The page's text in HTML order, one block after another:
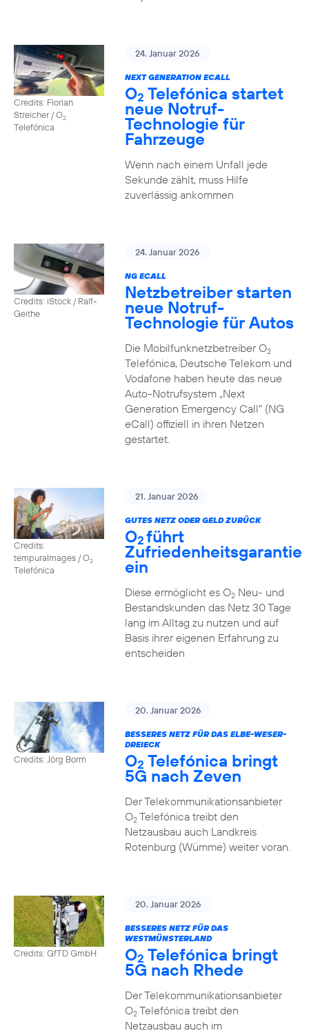
Credits: Florian
Streicher / O2
Telefónica
24. Januar 2026
NEXT GENERATION ECALL
O2 Telefónica startet
neue Notruf-
Technologie für
Fahrzeuge
Wenn nach einem Unfall jede
Sekunde zählt, muss Hilfe
zuverlässig ankommen
Credits: iStock / Ralf-
Geithe
24. Januar 2026
NG ECALL
Netzbetreiber starten
neue Notruf-
Technologie für Autos
Die Mobilfunknetzbetreiber O2
Telefónica, Deutsche Telekom und
Vodafone haben heute das neue
Auto-Notrufsystem „Next
Generation Emergency Call“ (NG
eCall) offiziell in ihren Netzen
gestartet.
Credits:
tempuraImages / O2
Telefónica
21. Januar 2026
GUTES NETZ ODER GELD ZURÜCK
O2führt
Zufriedenheitsgarantie
ein
Diese ermöglicht es O2Neu- und
Bestandskunden das Netz 30 Tage
lang im Alltag zu nutzen und auf
Basis ihrer eigenen Erfahrung zu
entscheiden
Credits: Jörg Borm
20. Januar 2026
BESSERES NETZ FÜR DAS ELBE-WESER-
DREIECK
O2 Telefónica bringt
5G nach Zeven
Der Telekommunikationsanbieter
O2Telefónica treibt den
Netzausbau auch Landkreis
Rotenburg (Wümme) weiter voran.
Credits: GfTD GmbH
20. Januar 2026
BESSERES NETZ FÜR DAS
WESTMÜNSTERLAND
O2 Telefónica bringt
5G nach Rhede
Der Telekommunikationsanbieter
O2Telefónica treibt den
Netzausbau auch im